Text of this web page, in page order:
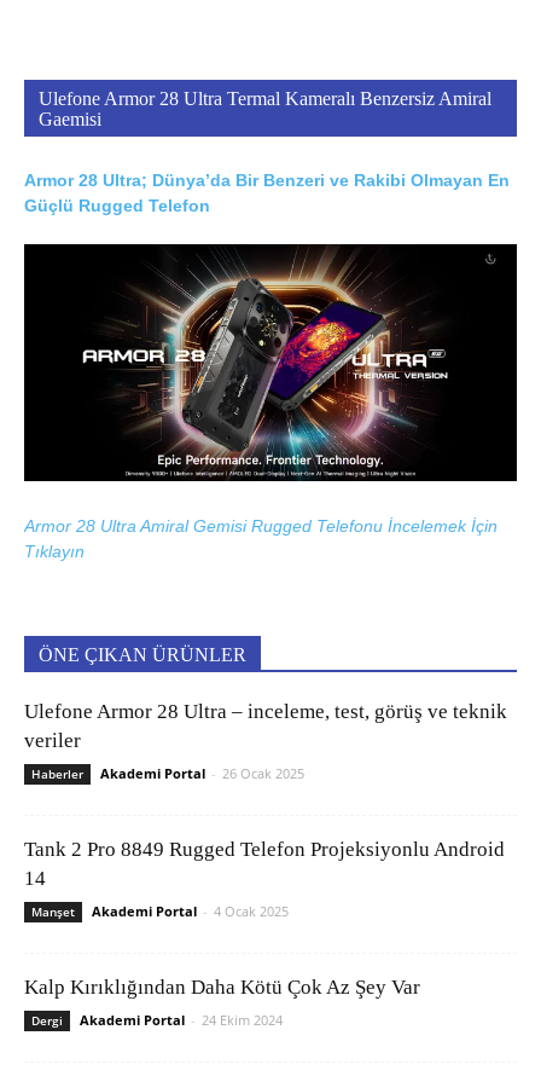
Ulefone Armor 28 Ultra Termal Kameralı Benzersiz Amiral
Gaemisi
Armor 28 Ultra; Dünya’da Bir Benzeri ve Rakibi Olmayan En
Güçlü Rugged Telefon
Armor 28 Ultra Amiral Gemisi Rugged Telefonu İncelemek İçin
Tıklayın
ÖNE ÇIKAN ÜRÜNLER
Ulefone Armor 28 Ultra – inceleme, test, görüş ve teknik
veriler
Haberler Akademi Portal - 26 Ocak 2025
Tank 2 Pro 8849 Rugged Telefon Projeksiyonlu Android
14
Manşet Akademi Portal - 4 Ocak 2025
Kalp Kırıklığından Daha Kötü Çok Az Şey Var
Dergi Akademi Portal - 24 Ekim 2024